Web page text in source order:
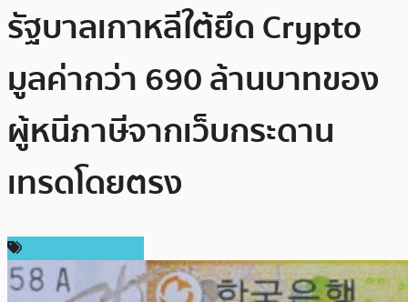
รัฐบาลเกาหลีใต้ยึด Crypto
มูลค่ากว่า 690 ล้านบาทของ
ผู้หนีภาษีจากเว็บกระดาน
เทรดโดยตรง